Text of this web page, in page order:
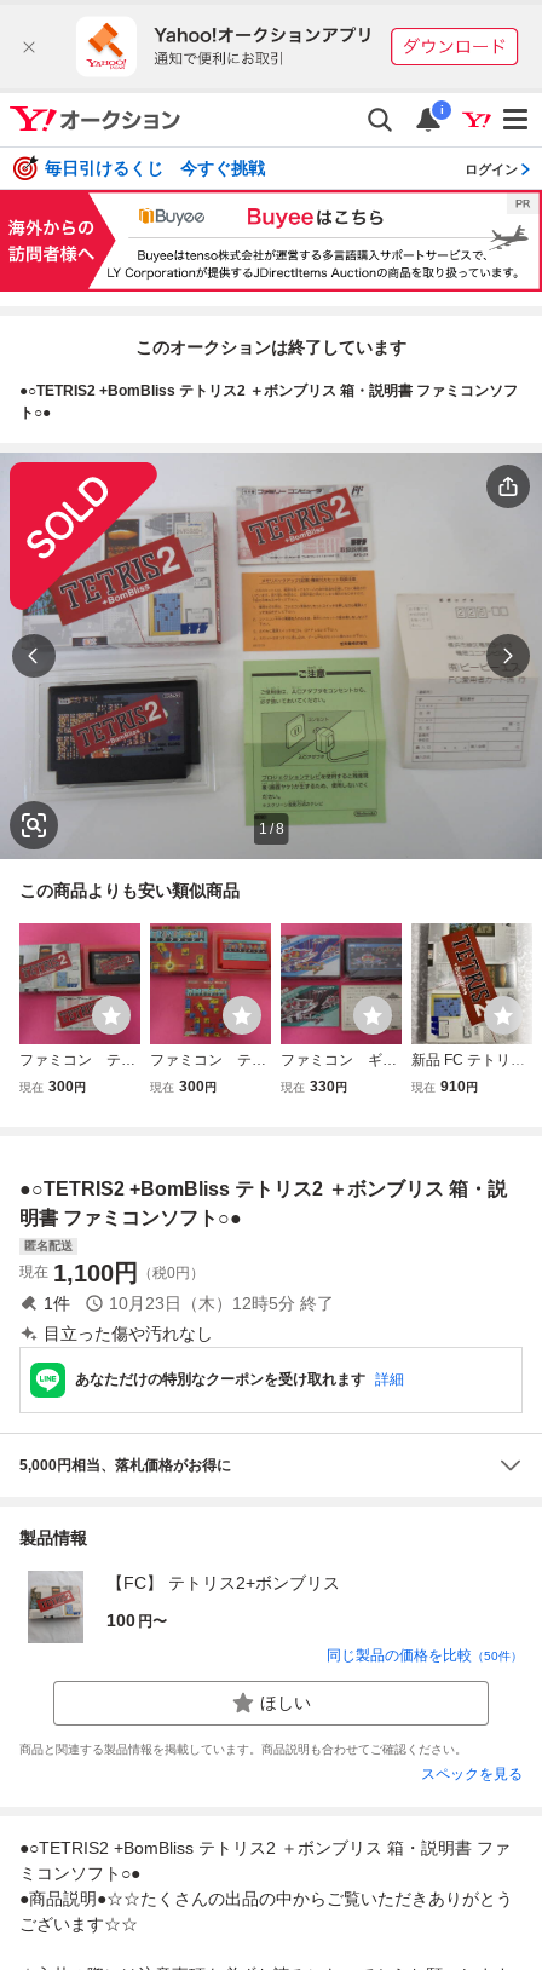
i
毎日引けるくじ 今すぐ挑戦 ログイン
このオークションは終了しています
●○TETRIS2 +BomBliss テトリス2 ＋ボンブリス 箱・説明書 ファミコンソフ
ト○●
1/8
この商品よりも安い類似商品
ファミコン テト
リス２ 箱 説明
現在 300円
ファミコン テト
リスフラッシュ
現在 300円
ファミコン ギャ
ラガ 箱 説明書
現在 330円
新品 FC テトリス
2 ボンブリス TET
現在 910円
●○TETRIS2 +BomBliss テトリス2 ＋ボンブリス 箱・説
明書 ファミコンソフト○●
匿名配送
現在 1,100円 （税0円）
1件 10月23日（木）12時5分 終了
目立った傷や汚れなし
あなただけの特別なクーポンを受け取れます 詳細
5,000円相当、落札価格がお得に
製品情報
【FC】 テトリス2+ボンブリス
100 円〜
同じ製品の価格を比較 （50件）
ほしい
商品と関連する製品情報を掲載しています。商品説明も合わせてご確認ください。
スペックを見る
●○TETRIS2 +BomBliss テトリス2 ＋ボンブリス 箱・説明書 ファ
ミコンソフト○●
●商品説明●☆☆たくさんの出品の中からご覧いただきありがとう
ございます☆☆